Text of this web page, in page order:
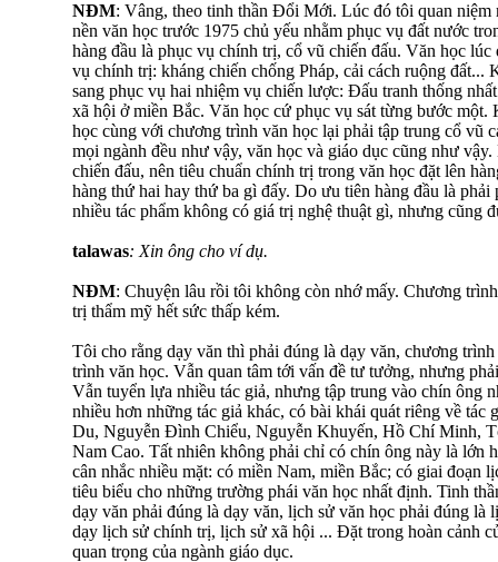
NĐM: Vâng, theo tinh thần Đổi Mới. Lúc đó tôi quan niệm
nền văn học trước 1975 chủ yếu nhằm phục vụ đất nước
hàng đầu là phục vụ chính trị, cổ vũ chiến đấu. Văn học
vụ chính trị: kháng chiến chống Pháp, cải cách ruộng đất...
sang phục vụ hai nhiệm vụ chiến lược: Đấu tranh thống
xã hội ở miền Bắc. Văn học cứ phục vụ sát từng bước
học cùng với chương trình văn học lại phải tập trung cổ vũ
mọi ngành đều như vậy, văn học và giáo dục cũng như
chiến đấu, nên tiêu chuẩn chính trị trong văn học đặt lên
hàng thứ hai hay thứ ba gì đấy. Do ưu tiên hàng đầu là
nhiều tác phẩm không có giá trị nghệ thuật gì, nhưng cũng
talawas: Xin ông cho ví dụ.
NĐM: Chuyện lâu rồi tôi không còn nhớ mấy. Chương
trị thẩm mỹ hết sức thấp kém.
Tôi cho rằng dạy văn thì phải đúng là dạy văn, chương
trình văn học. Vẫn quan tâm tới vấn đề tư tưởng, nhưng
Vẫn tuyển lựa nhiều tác giả, nhưng tập trung vào chín ông
nhiều hơn những tác giả khác, có bài khái quát riêng về
Du, Nguyễn Đình Chiểu, Nguyễn Khuyến, Hồ Chí Minh,
Nam Cao. Tất nhiên không phải chỉ có chín ông này là lớn
cân nhắc nhiều mặt: có miền Nam, miền Bắc; có giai đoạn
tiêu biểu cho những trường phái văn học nhất định. Tinh
dạy văn phải đúng là dạy văn, lịch sử văn học phải đúng là
dạy lịch sử chính trị, lịch sử xã hội ... Đặt trong hoàn cảnh
quan trọng của ngành giáo dục.